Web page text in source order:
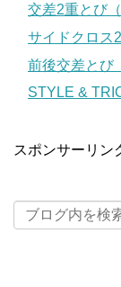
交差2重とび（
サイドクロス
前後交差とび
STYLE &
スポンサーリン